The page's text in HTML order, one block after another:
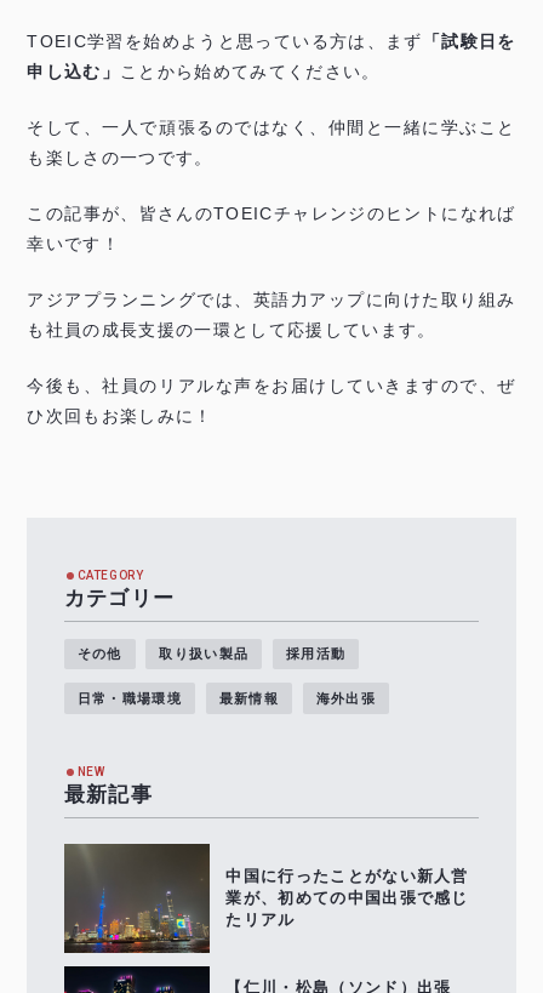
TOEIC学習を始めようと思っている方は、まず
「試験日を
申し込む」
ことから始めてみてください。
そして、一人で頑張るのではなく、仲間と一緒に学ぶこと
も楽しさの一つです。
この記事が、皆さんのTOEICチャレンジのヒントになれば
幸いです！
アジアプランニングでは、英語力アップに向けた取り組み
も社員の成長支援の一環として応援しています。
今後も、社員のリアルな声をお届けしていきますので、ぜ
ひ次回もお楽しみに！
CATEGORY
カテゴリー
その他 取り扱い製品 採用活動
日常・職場環境 最新情報 海外出張
NEW
最新記事
中国に行ったことがない新人営
業が、初めての中国出張で感じ
たリアル
【仁川・松島（ソンド）出張